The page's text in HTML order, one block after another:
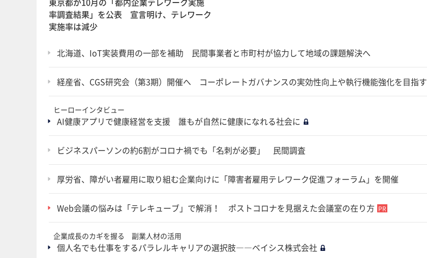
率調査結果」を公表 宣言明け、テレワーク
実施率は減少
北海道、IoT実装費用の一部を補助 民間事業者と市町村が協力して地域の課題解決へ
経産省、CGS研究会（第3期）開催へ コーポレートガバナンスの実効性向上や執行機能強化を目指す
ヒーローインタビュー
AI健康アプリで健康経営を支援 誰もが自然に健康になれる社会に
ビジネスパーソンの約6割がコロナ禍でも「名刺が必要」 民間調査
厚労省、障がい者雇用に取り組む企業向けに「障害者雇用テレワーク促進フォーラム」を開催
Web会議の悩みは「テレキューブ」で解消！ ポストコロナを見据えた会議室の在り方
企業成長のカギを握る 副業人材の活用
個人名でも仕事をするパラレルキャリアの選択肢――ベイシス株式会社